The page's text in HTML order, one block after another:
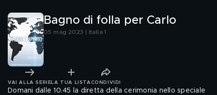
Bagno di folla per Carlo
05 mag 2023 | Italia 1
VAI ALLA SERIE LA TUA LISTA CONDIVIDI
Domani dalle 10.45 la diretta della cerimonia nello speciale